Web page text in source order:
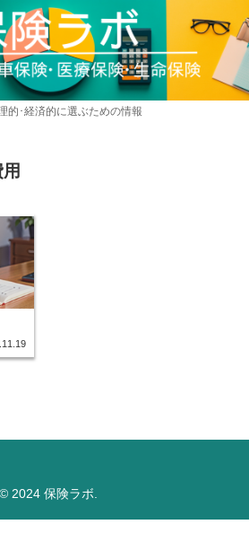
的･経済的に選ぶための情報
© 2024 保険ラボ.